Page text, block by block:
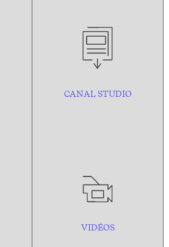
CANAL STUDIO
VIDÉOS